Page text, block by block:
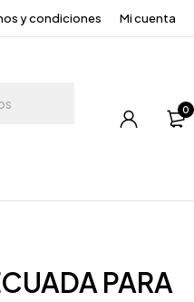
y condiciones Mi cuenta
0
PARA